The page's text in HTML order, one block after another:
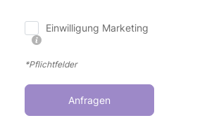
Einwilligung Marketing
*Pflichtfelder
Anfragen